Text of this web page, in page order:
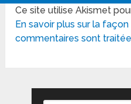
Ce site utilise Akismet
En savoir plus sur la
commentaires sont